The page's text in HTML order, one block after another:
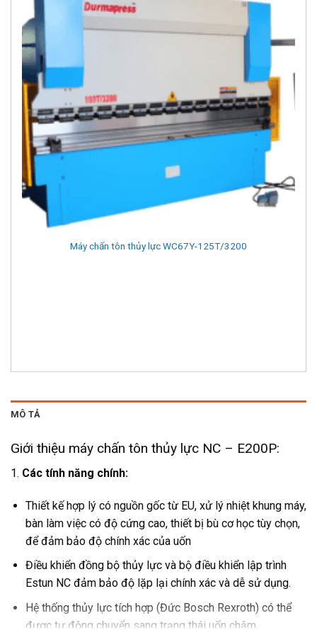
Máy chấn tôn thủy lực WC67Y-125T/3200
MÔ TẢ
Giới thiệu máy chấn tôn thủy lực NC – E200P:
1. Các tính năng chính:
Thiết kế hợp lý có nguồn gốc từ EU, xử lý nhiệt khung máy,
bàn làm việc có độ cứng cao, thiết bị bù cơ học tùy chọn,
để đảm bảo độ chính xác của uốn
Điều khiển đồng bộ thủy lực và bộ điều khiển lập trình
Estun NC đảm bảo độ lặp lại chính xác và dễ sử dụng.
Hệ thống thủy lực tích hợp (Đức Bosch Rexroth) có thể
được tự động chuyển sang trạng thái uốn chậm.